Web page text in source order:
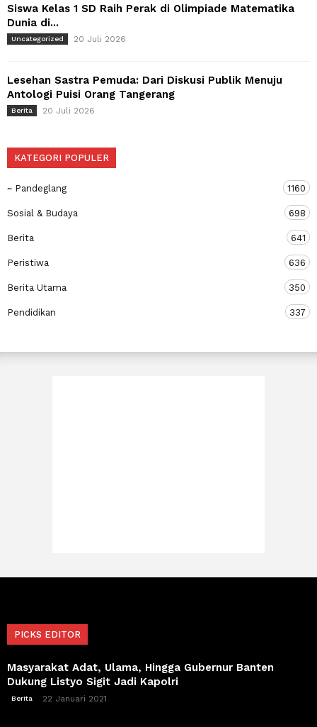
Siswa Kelas 1 SD Raih Perak di Olimpiade Matematika
Dunia di...
Uncategorized 20 Juli 2026
Lesehan Sastra Pemuda: Dari Diskusi Publik Menuju
Antologi Puisi Orang Tangerang
Berita 20 Juli 2026
KATEGORI POPULER
~ Pandeglang 1160
Sosial & Budaya 698
Berita 641
Peristiwa 636
Berita Utama 350
Pendidikan 337
PICKS EDITOR
Masyarakat Adat, Ulama, Hingga Gubernur Banten
Dukung Listyo Sigit Jadi Kapolri
Berita 22 Januari 2021